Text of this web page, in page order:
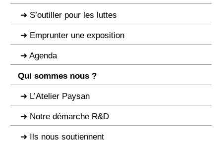
S’outiller pour les luttes
Emprunter une exposition
Agenda
Qui sommes nous ?
L’Atelier Paysan
Notre démarche R&D
Ils nous soutiennent